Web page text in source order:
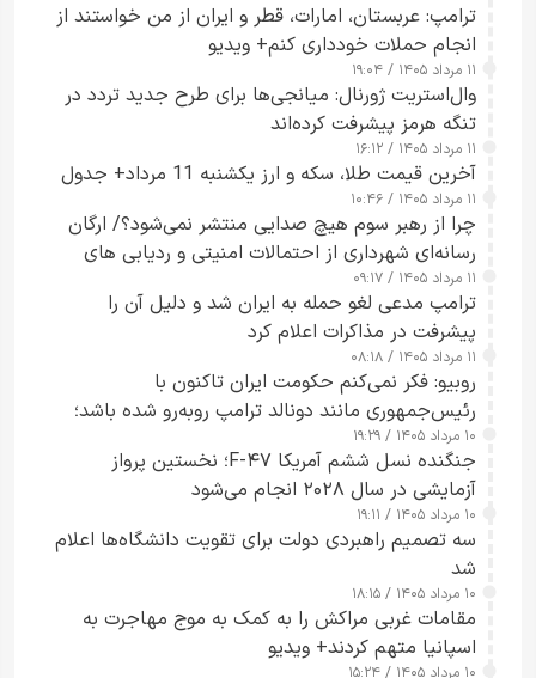
ترامپ: عربستان، امارات، قطر و ایران از من خواستند از
انجام حملات خودداری کنم+ ویدیو
۱۱ مرداد ۱۴۰۵ / ۱۹:۰۴
وال‌استریت ژورنال: میانجی‌ها برای طرح جدید تردد در
تنگه هرمز پیشرفت کرده‌اند
۱۱ مرداد ۱۴۰۵ / ۱۶:۱۲
آخرین قیمت طلا، سکه و ارز یکشنبه 11 مرداد+ جدول
۱۱ مرداد ۱۴۰۵ / ۱۰:۴۶
چرا از رهبر سوم هیچ صدایی منتشر نمی‌شود؟/ ارگان
رسانه‌ای شهرداری از احتمالات امنیتی و ردیابی های
جاسوسی گفت
۱۱ مرداد ۱۴۰۵ / ۰۹:۱۷
ترامپ مدعی لغو حمله به ایران شد و دلیل آن را
پیشرفت در مذاکرات اعلام کرد
۱۱ مرداد ۱۴۰۵ / ۰۸:۱۸
روبیو: فکر نمی‌کنم حکومت ایران تاکنون با
رئیس‌جمهوری مانند دونالد ترامپ روبه‌رو شده باشد؛
کسی که واقعاً دست به اقدام می‌زند
۱۰ مرداد ۱۴۰۵ / ۱۹:۲۹
جنگنده نسل ششم آمریکا F-۴۷؛ نخستین پرواز
آزمایشی در سال ۲۰۲۸ انجام می‌شود
۱۰ مرداد ۱۴۰۵ / ۱۹:۱۱
سه تصمیم راهبردی دولت برای تقویت دانشگاه‌ها اعلام
شد
۱۰ مرداد ۱۴۰۵ / ۱۸:۱۵
مقامات غربی مراکش را به کمک به موج مهاجرت به
اسپانیا متهم کردند+ ویدیو
۱۰ مرداد ۱۴۰۵ / ۱۵:۲۴